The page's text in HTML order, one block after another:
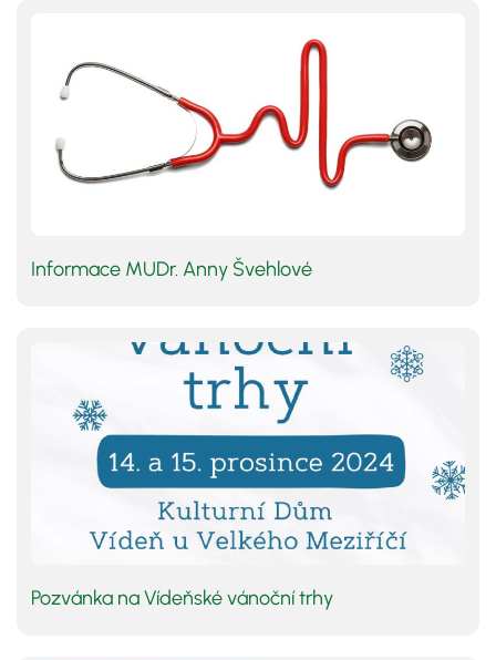
Informace MUDr. Anny Švehlové
Pozvánka na Vídeňské vánoční trhy